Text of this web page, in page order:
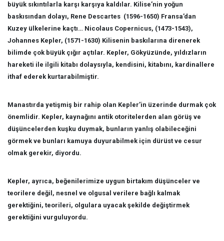
büyük sıkıntılarla karşı karşıya kaldılar. Kilise’nin yoğun
baskısından dolayı, Rene Descartes (1596-1650) Fransa’dan
Kuzey ülkelerine kaçtı… Nicolaus Copernicus, (1473-1543),
Johannes Kepler, (1571-1630) Kilisenin baskılarına direnerek
bilimde çok büyük çığır açtılar. Kepler, Gökyüzünde, yıldızların
hareketi ile ilgili kitabı dolaysıyla, kendisini, kitabını, kardinallere
ithaf ederek kurtarabilmiştir.
Manastırda yetişmiş bir rahip olan Kepler’in üzerinde durmak çok
önemlidir. Kepler, kaynağını antik otoritelerden alan görüş ve
düşüncelerden kuşku duymak, bunların yanlış olabileceğini
görmek ve bunları kamuya duyurabilmek için dürüst ve cesur
olmak gerekir, diyordu.
Kepler, ayrıca, beğenilerimize uygun birtakım düşünceler ve
teorilere değil, nesnel ve olgusal verilere bağlı kalmak
gerektiğini, teorileri, olgulara uyacak şekilde değiştirmek
gerektiğini vurguluyordu.